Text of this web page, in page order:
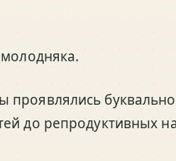
до репродуктивных